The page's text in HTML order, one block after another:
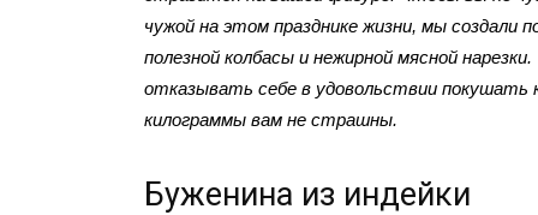
чужой на этом празднике жизни, мы создали
полезной колбасы и нежирной мясной
отказывать себе в удовольствии покушать
килограммы вам не страшны.
Буженина из индейки